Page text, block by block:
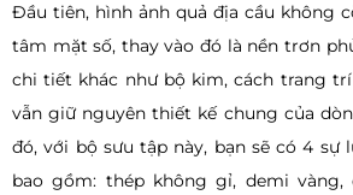
Đầu tiên, hình ảnh quả địa cầu không
tâm mặt số, thay vào đó là nền trơn
chi tiết khác như bộ kim, cách trang
vẫn giữ nguyên thiết kế chung của
đó, với bộ sưu tập này, bạn sẽ có 4 sự
bao gồm: thép không gỉ, demi vàng,